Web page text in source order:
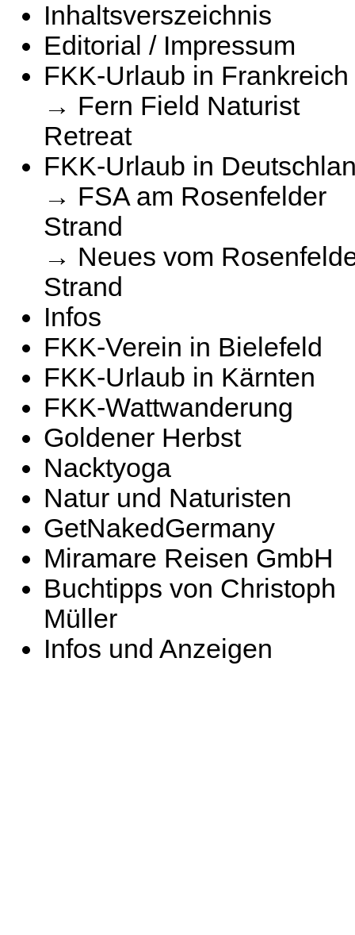
Inhaltsverszeichnis
Editorial / Impressum
FKK-Urlaub in Frankreich
→ Fern Field Naturist
Retreat
FKK-Urlaub in
→ FSA am Rosenfelder
Strand
→ Neues vom
Strand
Infos
FKK-Verein in Bielefeld
FKK-Urlaub in Kärnten
FKK-Wattwanderung
Goldener Herbst
Nacktyoga
Natur und Naturisten
GetNakedGermany
Miramare Reisen GmbH
Buchtipps von Christoph
Müller
Infos und Anzeigen